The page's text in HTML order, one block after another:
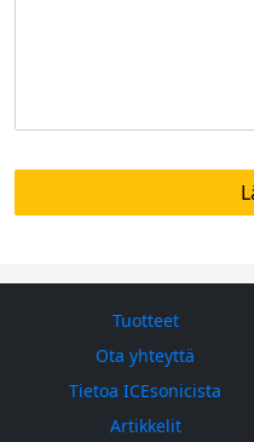
Tuotteet
Ota yhteyttä
Tietoa ICEsonicista
Artikkelit